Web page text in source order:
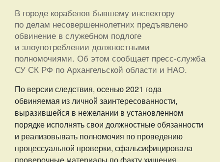
В городе корабелов бывшему инспектору
по делам несовершеннолетних предъявлено
обвинение в служебном подлоге
и злоупотреблении должностными
полномочиями. Об этом сообщает пресс-служба
СУ СК РФ по Архангельской области и НАО.
По версии следствия, осенью 2021 года
обвиняемая из личной заинтересованности,
выразившейся в нежелании в установленном
порядке исполнять свои должностные обязанности
и реализовывать полномочия по проведению
процессуальной проверки, сфальсифицировала